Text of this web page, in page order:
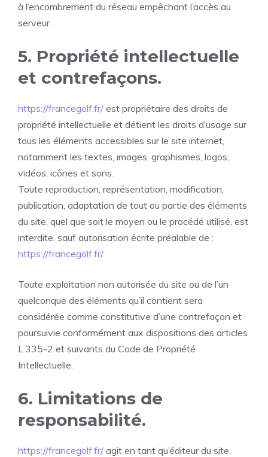
à l’encombrement du réseau empêchant l’accès au
serveur.
5. Propriété intellectuelle
et contrefaçons.
https://francegolf.fr/ est propriétaire des droits de
propriété intellectuelle et détient les droits d’usage sur
tous les éléments accessibles sur le site internet,
notamment les textes, images, graphismes, logos,
vidéos, icônes et sons.
Toute reproduction, représentation, modification,
publication, adaptation de tout ou partie des éléments
du site, quel que soit le moyen ou le procédé utilisé, est
interdite, sauf autorisation écrite préalable de :
https://francegolf.fr/.
Toute exploitation non autorisée du site ou de l’un
quelconque des éléments qu’il contient sera
considérée comme constitutive d’une contrefaçon et
poursuivie conformément aux dispositions des articles
L.335-2 et suivants du Code de Propriété
Intellectuelle.
6. Limitations de
responsabilité.
https://francegolf.fr/ agit en tant qu’éditeur du site.